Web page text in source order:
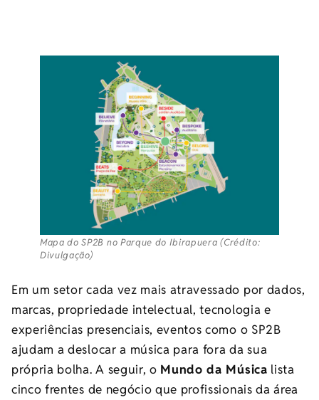
Mapa do SP2B no Parque do Ibirapuera (Crédito:
Divulgação)
Em um setor cada vez mais atravessado por dados,
marcas, propriedade intelectual, tecnologia e
experiências presenciais, eventos como o SP2B
ajudam a deslocar a música para fora da sua
própria bolha. A seguir, o Mundo da Música lista
cinco frentes de negócio que profissionais da área